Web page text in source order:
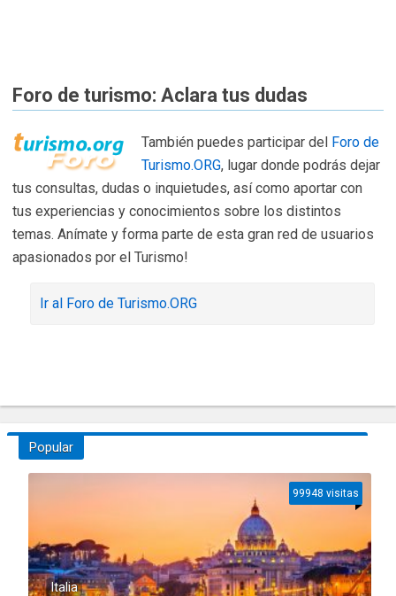
Foro de turismo: Aclara tus dudas
También puedes participar del Foro de
Turismo.ORG, lugar donde podrás dejar
tus consultas, dudas o inquietudes, así como aportar con
tus experiencias y conocimientos sobre los distintos
temas. Anímate y forma parte de esta gran red de usuarios
apasionados por el Turismo!
Ir al Foro de Turismo.ORG
Popular
Italia
99948 visitas